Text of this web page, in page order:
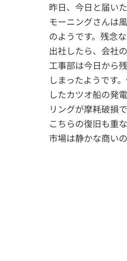
昨日、今日と届い
モーニングさんは
のようです。残念
出社したら、会社
工事部は今日から
しまったようです
したカツオ船の発
リングが摩耗破損
こちらの復旧も重
市場は静かな商い